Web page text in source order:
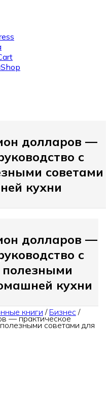
долларов —
с
советами
кухни
долларов —
с
кухни
книги / Бизнес /
— практическое
советами для